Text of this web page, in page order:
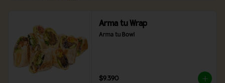
Arma tu Wrap
Arma tu Bowl
$9.390